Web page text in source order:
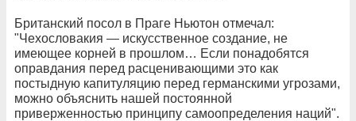
Британский посол в Праге Ньютон отмечал:
"Чехословакия — ис​кусственное создание, не
имеющее корней в прошлом… Если понадобятся
оправдания перед расценивающими это как
постыдную капитуляцию перед германскими угрозами,
можно объяснить на​шей постоянной
приверженностью принципу самоопределения наций".